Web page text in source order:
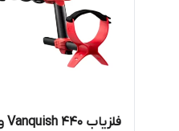
فلزیاب Vanquish 440 ونکویش 440